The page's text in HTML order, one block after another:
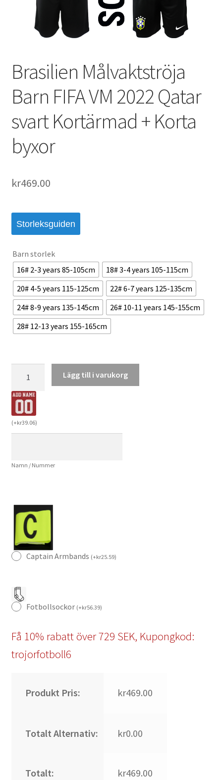
Varukorg
Brasilien Målvaktströja
Barn FIFA VM 2022 Qatar
svart Kortärmad + Korta
byxor
kr469.00
Storleksguiden
Barn storlek
16# 2-3 years 85-105cm
18# 3-4 years 105-115cm
20# 4-5 years 115-125cm
22# 6-7 years 125-135cm
24# 8-9 years 135-145cm
26# 10-11 years 145-155cm
28# 12-13 years 155-165cm
Målvaktströja
Barn
VM
2022
Kortärmad
byxor
mängd
Lägg till i varukorg
(+kr39.06)
Namn / Nummer
Captain Armbands (+kr25.59)
Fotbollsockor (+kr56.39)
Få 10% rabatt över 729 SEK, Kupongkod:
trojorfotboll6
Produkt Pris: kr469.00
Totalt Alternativ: kr0.00
Totalt: kr469.00